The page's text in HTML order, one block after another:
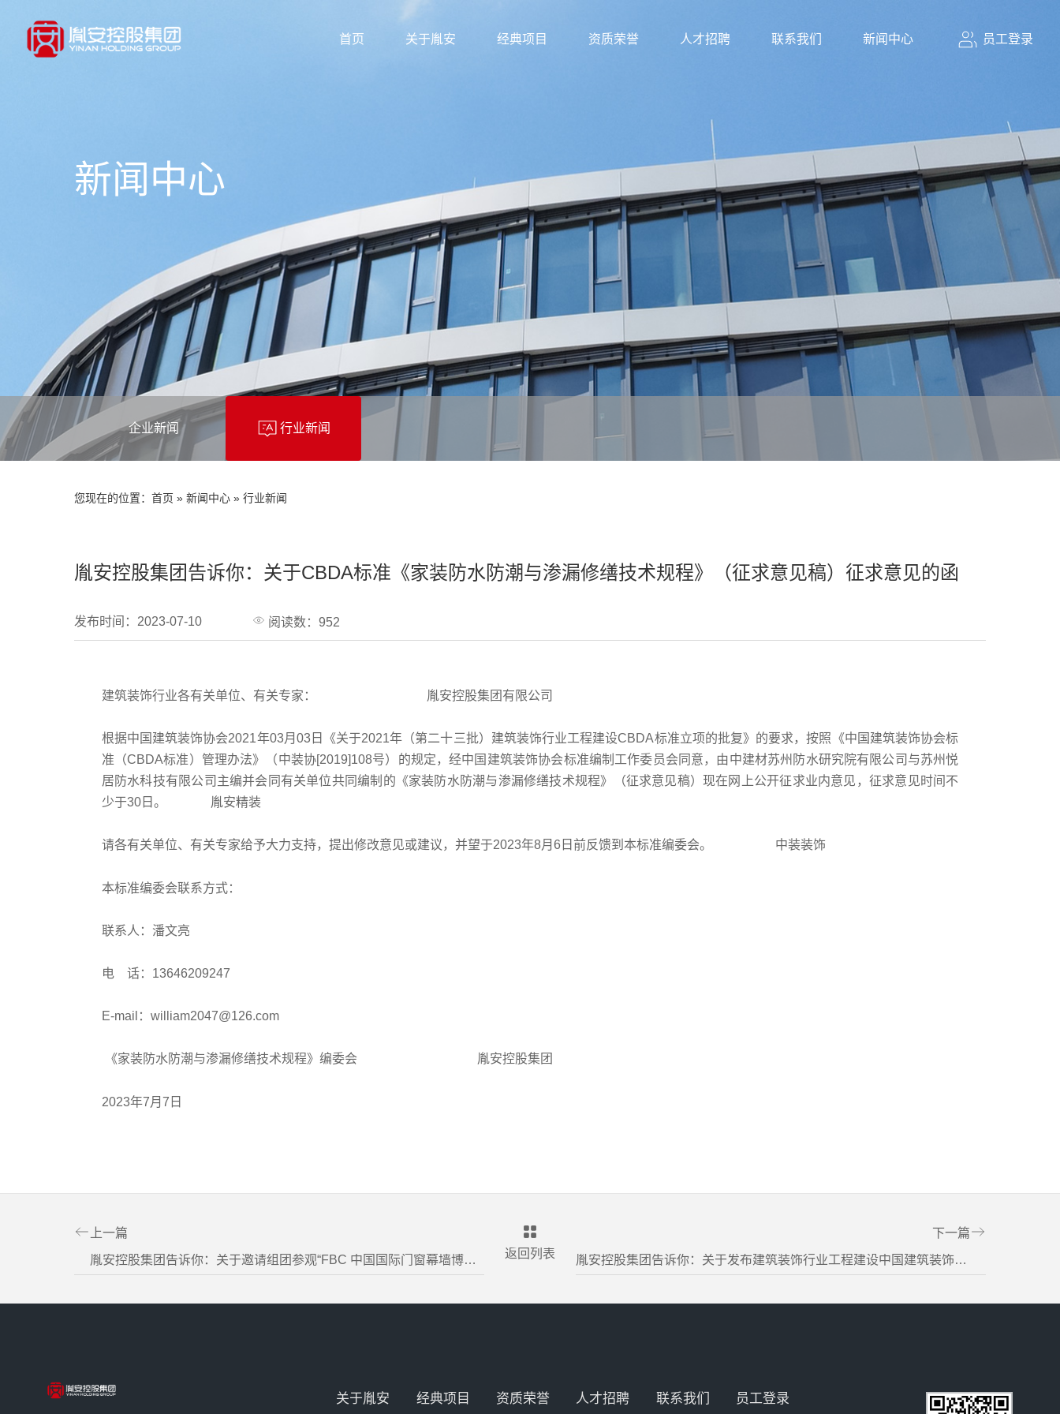
首页 关于胤安 经典项目 资质荣誉 人才招聘 联系我们 新闻中心 员工登录
新闻中心
企业新闻 行业新闻
您现在的位置：首页 »新闻中心 »行业新闻
胤安控股集团告诉你：关于CBDA标准《家装防水防潮与渗漏修缮技术规程》（征求意见稿）征求意见的函
发布时间：2023-07-10 阅读数：952
建筑装饰行业各有关单位、有关专家： 胤安控股集团有限公司
根据中国建筑装饰协会2021年03月03日《关于2021年（第二十三批）建筑装饰行业工程建设CBDA标准立项的批复》的要求，按照《中国建筑装饰协会标
准（CBDA标准）管理办法》（中装协[2019]108号）的规定，经中国建筑装饰协会标准编制工作委员会同意，由中建材苏州防水研究院有限公司与苏州悦
居防水科技有限公司主编并会同有关单位共同编制的《家装防水防潮与渗漏修缮技术规程》（征求意见稿）现在网上公开征求业内意见，征求意见时间不
少于30日。 胤安精装
请各有关单位、有关专家给予大力支持，提出修改意见或建议，并望于2023年8月6日前反馈到本标准编委会。 中装装饰
本标准编委会联系方式：
联系人：潘文亮
电 话：13646209247
E-mail：william2047@126.com
《家装防水防潮与渗漏修缮技术规程》编委会 胤安控股集团
2023年7月7日
上一篇
胤安控股集团告诉你：关于邀请组团参观“FBC 中国国际门窗幕墙博览会” 及同期活动的通知 返回列表
下一篇
胤安控股集团告诉你：关于发布建筑装饰行业工程建设中国建筑装饰协会标准《构件式玻璃幕墙安装技术规程》的通知
关于胤安 经典项目 资质荣誉 人才招聘 联系我们 员工登录